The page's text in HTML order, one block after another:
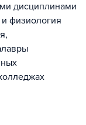
дисциплинами
физиология